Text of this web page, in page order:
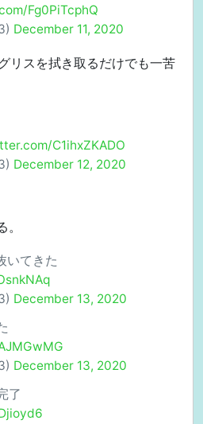
Fg0PiTcphQ
December 11, 2020
リスを拭き取るだけでも一苦
C1ihxZKADO
December 12, 2020
いてきた
December 13, 2020
December 13, 2020
了